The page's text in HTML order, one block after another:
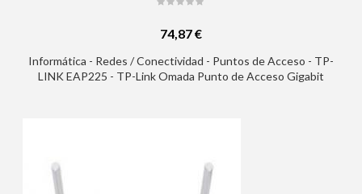
74,87 €
Informática - Redes / Conectividad - Puntos de Acceso - TP-
LINK EAP225 - TP-Link Omada Punto de Acceso Gigabit